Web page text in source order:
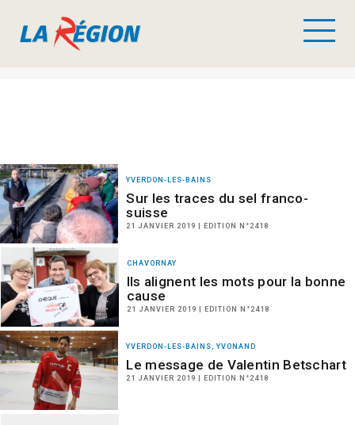
YVERDON-LES-BAINS
Sur les traces du sel franco-
suisse
21 JANVIER 2019 | EDITION N°2418
CHAVORNAY
Ils alignent les mots pour la bonne
cause
21 JANVIER 2019 | EDITION N°2418
YVERDON-LES-BAINS, YVONAND
Le message de Valentin Betschart
21 JANVIER 2019 | EDITION N°2418